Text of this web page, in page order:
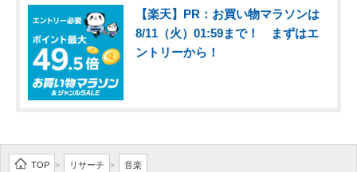
【楽天】PR：お買い物マラソンは
8/11（火）01:59まで！ まずはエ
ントリーから！
TOP > リサーチ > 音楽